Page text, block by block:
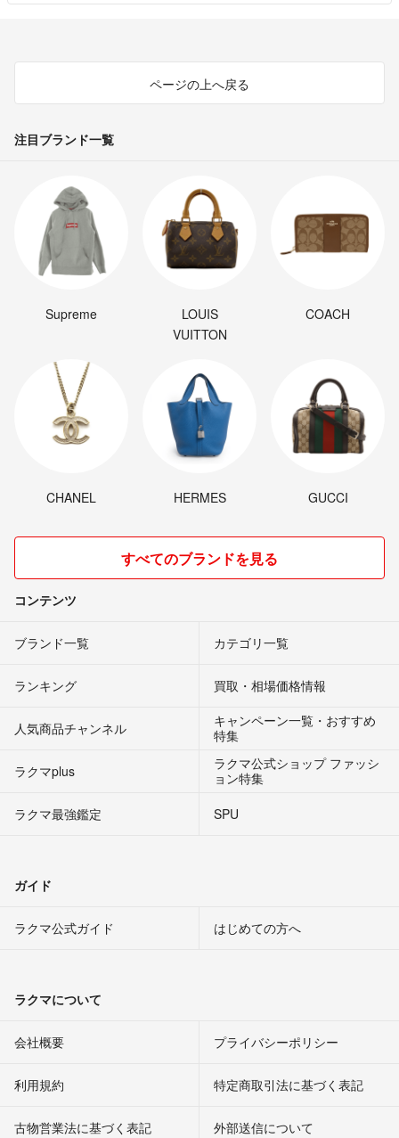
ページの上へ戻る
注目ブランド一覧
Supreme
LOUIS
VUITTON
COACH
CHANEL HERMES GUCCI
すべてのブランドを見る
コンテンツ
ブランド一覧 カテゴリ一覧
ランキング 買取・相場価格情報
人気商品チャンネル
キャンペーン一覧・おすすめ
特集
ラクマplus
ラクマ公式ショップ ファッシ
ョン特集
ラクマ最強鑑定
SPU
ガイド
ラクマ公式ガイド はじめての方へ
ラクマについて
会社概要 プライバシーポリシー
利用規約 特定商取引法に基づく表記
古物営業法に基づく表記 外部送信について